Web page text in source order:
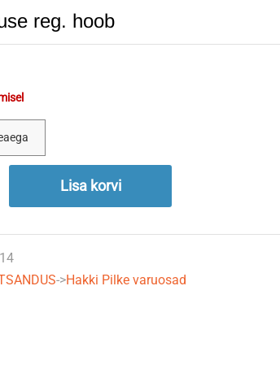
reg. hoob
Lisa korvi
->Hakki Pilke varuosad